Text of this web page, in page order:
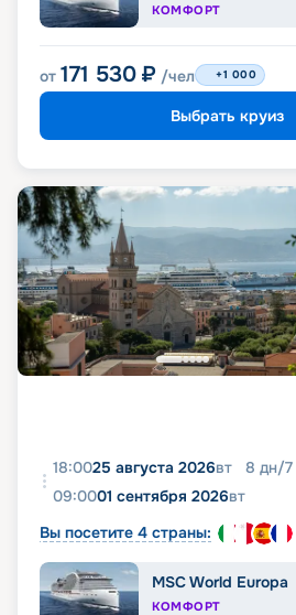
КОМФОРТ
от 171 530 ₽ /чел +1 000
Выбрать круиз
18:0025 августа 2026вт 8 дн/7
09:0001 сентября 2026вт
Вы посетите 4 страны:
MSC World Europa
КОМФОРТ